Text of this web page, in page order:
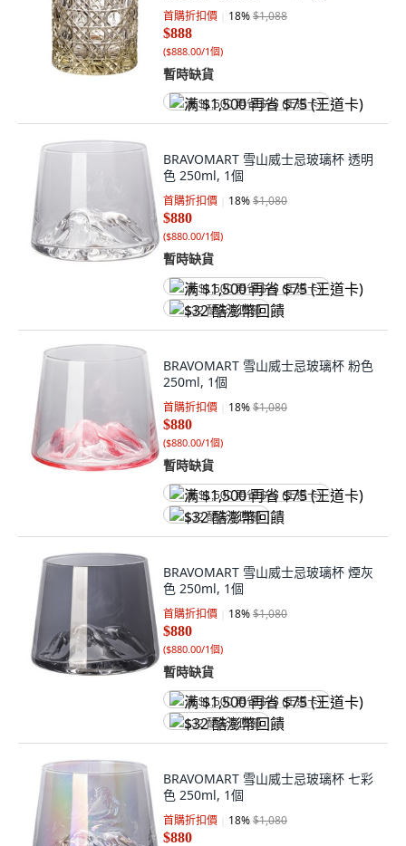
首購折扣價 18%$1,088
$888
($888.00/1個)
暫時缺貨
满 $1,500 再省 $75 (王道卡)
BRAVOMART 雪山威士忌玻璃杯 透明
色 250ml, 1個
首購折扣價 18%$1,080
$880
($880.00/1個)
暫時缺貨
满 $1,500 再省 $75 (王道卡)
$32 酷澎幣回饋
BRAVOMART 雪山威士忌玻璃杯 粉色
250ml, 1個
首購折扣價 18%$1,080
$880
($880.00/1個)
暫時缺貨
满 $1,500 再省 $75 (王道卡)
$32 酷澎幣回饋
BRAVOMART 雪山威士忌玻璃杯 煙灰
色 250ml, 1個
首購折扣價 18%$1,080
$880
($880.00/1個)
暫時缺貨
满 $1,500 再省 $75 (王道卡)
$32 酷澎幣回饋
BRAVOMART 雪山威士忌玻璃杯 七彩
色 250ml, 1個
首購折扣價 18%$1,080
$880